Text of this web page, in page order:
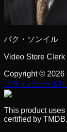
パク・ソンイル
Video Store Clerk
Copyright © 2026
プライバシーポ
This product
certified by TMDB.